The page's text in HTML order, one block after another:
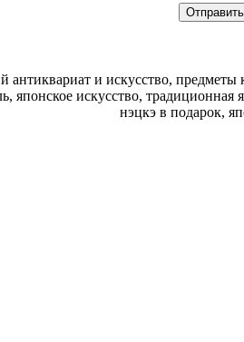
антиквариат и искусство,
японское искусство,
нэцкэ в подарок,